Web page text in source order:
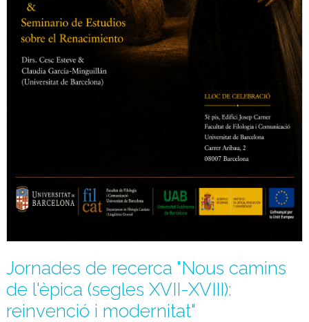
Jornades de recerca "Nous camins
de l'èpica (segles XVII-XVIII):
reinvenció i modernitat"